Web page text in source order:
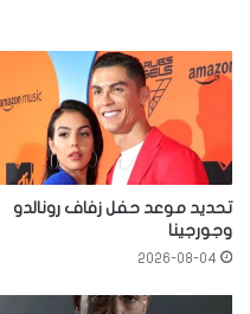
تحديد موعد حفل زفاف رونالدو
وجورجينا
2026-08-04